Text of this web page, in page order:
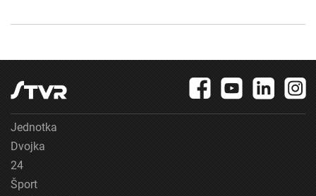
Jednotka
Dvojka
24
Šport